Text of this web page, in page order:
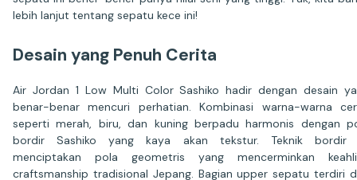
lebih lanjut tentang sepatu kece ini!
Desain yang Penuh Cerita
Air Jordan 1 Low Multi Color Sashiko hadir dengan desain
benar-benar mencuri perhatian. Kombinasi warna-warna
seperti merah, biru, dan kuning berpadu harmonis dengan
bordir Sashiko yang kaya akan tekstur. Teknik bordir
menciptakan pola geometris yang mencerminkan
craftsmanship tradisional Jepang. Bagian upper sepatu terdiri